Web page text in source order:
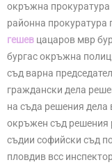
окръжна прокуратура
районна прокуратура
гешев цацаров мвр
бургас окръжна
съд варна
граждански дела
на съда решения дела
окръжен съд решения
съдии софийски съд
пловдив всс